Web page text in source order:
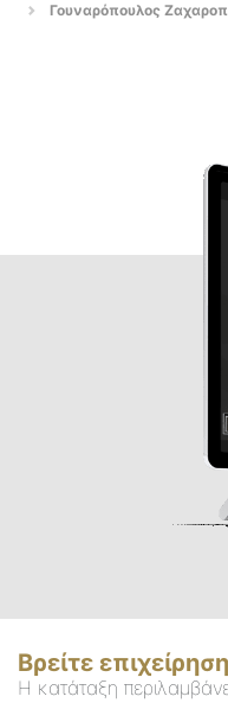
Γουναρόπουλος
Βρείτε επιχείρηση
Η κατάταξη